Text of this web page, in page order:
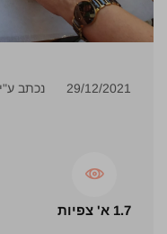
29/12/2021 נכתב
1.7 א' צפיות